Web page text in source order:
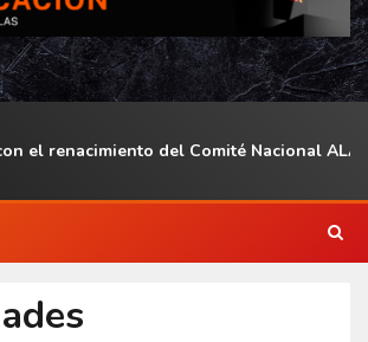
renacimiento del Comité Nacional ALAS